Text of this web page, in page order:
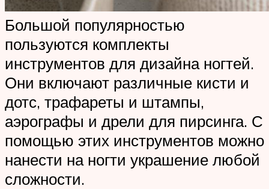
Большой популярностью
пользуются комплекты
инструментов для дизайна ногтей.
Они включают различные кисти и
дотс, трафареты и штампы,
аэрографы и дрели для пирсинга. С
помощью этих инструментов можно
нанести на ногти украшение любой
сложности.